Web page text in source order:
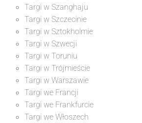
Targi w Szanghaju
Targi w Szczecinie
Targi w Sztokholmie
Targi w Szwecji
Targi w Toruniu
Targi w Trójmieście
Targi w Warszawie
Targi we Francji
Targi we Frankfurcie
Targi we Włoszech